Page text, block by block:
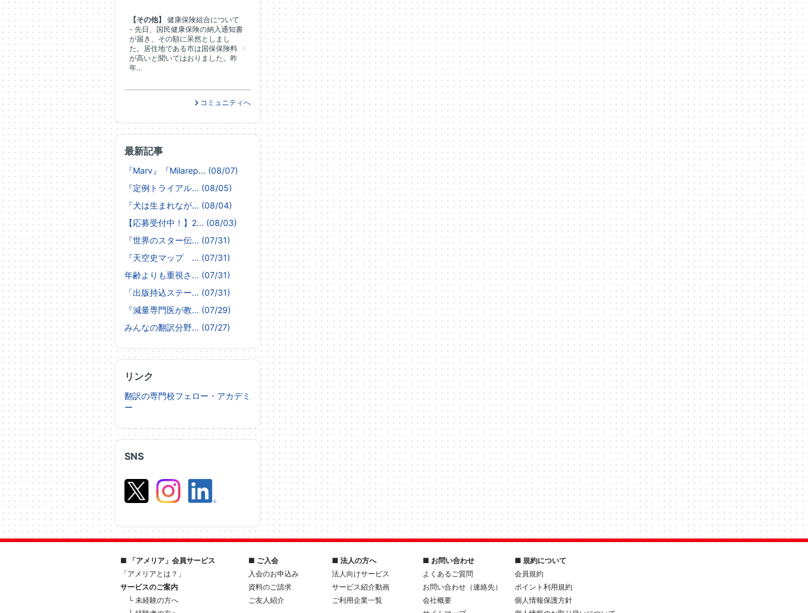
SNS
最新記事
『Marv』『Milarep... (08/07)
『定例トライアル... (08/05)
『犬は生まれなが... (08/04)
【応募受付中！】2... (08/03)
『世界のスター伝... (07/31)
『天空史マップ ... (07/31)
年齢よりも重視さ... (07/31)
「出版持込ステー... (07/31)
『減量専門医が教... (07/29)
みんなの翻訳分野... (07/27)
リンク
翻訳の専門校フェロー・アカデミ
ー
【その他】
健康保険組合について
- 先日、国民健康保険の納入通知書
が届き、その額に呆然としまし
た。居住地である市は国保保険料
が高いと聞いてはおりました。昨
年...
コミュニティへ
■ 「アメリア」会員サービス
「アメリアとは？」
サービスのご案内
└ 未経験の方へ
■ ご入会
入会のお申込み
資料のご請求
ご友人紹介
■ 法人の方へ
法人向けサービス
サービス紹介動画
ご利用企業一覧
■ お問い合わせ
よくあるご質問
お問い合わせ（連絡先）
会社概要
■ 規約について
会員規約
ポイント利用規約
個人情報保護方針